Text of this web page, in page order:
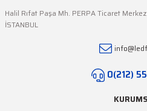
Halil Rıfat Paşa Mh. PERPA Ticaret
İSTANBUL
0(212)